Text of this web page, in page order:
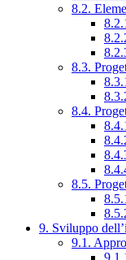
8.2.
8.3.
8.4.
8.5.
9. Sviluppo
9.1.